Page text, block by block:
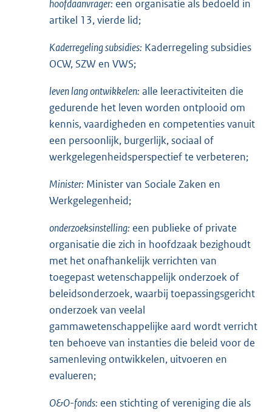
hoofdaanvrager: een organisatie als bedoeld in
artikel 13, vierde lid;
Kaderregeling subsidies: Kaderregeling subsidies
OCW, SZW en VWS;
leven lang ontwikkelen: alle leeractiviteiten die
gedurende het leven worden ontplooid om
kennis, vaardigheden en competenties vanuit
een persoonlijk, burgerlijk, sociaal of
werkgelegenheidsperspectief te verbeteren;
Minister: Minister van Sociale Zaken en
Werkgelegenheid;
onderzoeksinstelling: een publieke of private
organisatie die zich in hoofdzaak bezighoudt
met het onafhankelijk verrichten van
toegepast wetenschappelijk onderzoek of
beleidsonderzoek, waarbij toepassingsgericht
onderzoek van veelal
gammawetenschappelijke aard wordt verricht
ten behoeve van instanties die beleid voor de
samenleving ontwikkelen, uitvoeren en
evalueren;
O&O-fonds: een stichting of vereniging die als